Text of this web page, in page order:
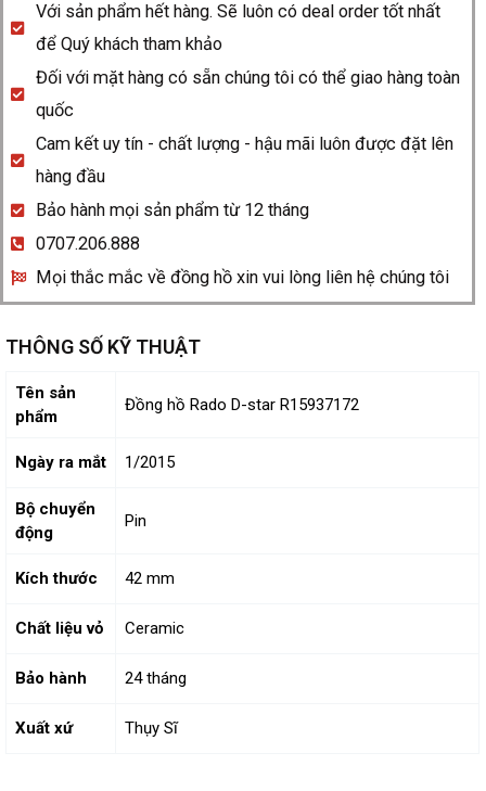
Với sản phẩm hết hàng. Sẽ luôn có deal order tốt nhất
để Quý khách tham khảo
Đối với mặt hàng có sẵn chúng tôi có thể giao hàng toàn
quốc
Cam kết uy tín - chất lượng - hậu mãi luôn được đặt lên
hàng đầu
Bảo hành mọi sản phẩm từ 12 tháng
0707.206.888
Mọi thắc mắc về đồng hồ xin vui lòng liên hệ chúng tôi
THÔNG SỐ KỸ THUẬT
Tên sản
phẩm
Đồng hồ Rado D-star R15937172
Ngày ra mắt 1/2015
Bộ chuyển
động
Pin
Kích thước 42 mm
Chất liệu vỏ Ceramic
Bảo hành 24 tháng
Xuất xứ Thụy Sĩ